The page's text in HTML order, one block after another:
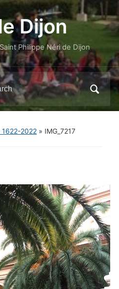
Dijon
Philippe Néri de Dijon
1622-2022» IMG_7217